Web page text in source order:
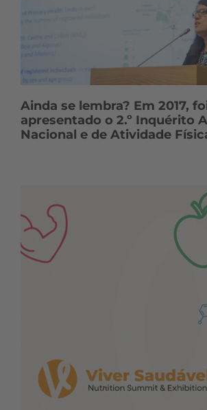
Ainda se lembra? Em 2017,
apresentado o 2.º Inquérito
Nacional e de Atividade